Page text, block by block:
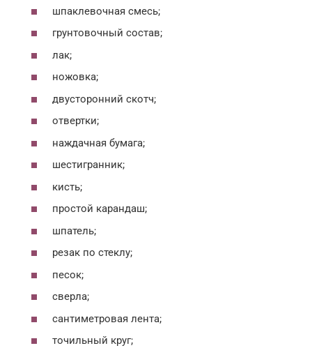
шпаклевочная смесь;
грунтовочный состав;
лак;
ножовка;
двусторонний скотч;
отвертки;
наждачная бумага;
шестигранник;
кисть;
простой карандаш;
шпатель;
резак по стеклу;
песок;
сверла;
сантиметровая лента;
точильный круг;